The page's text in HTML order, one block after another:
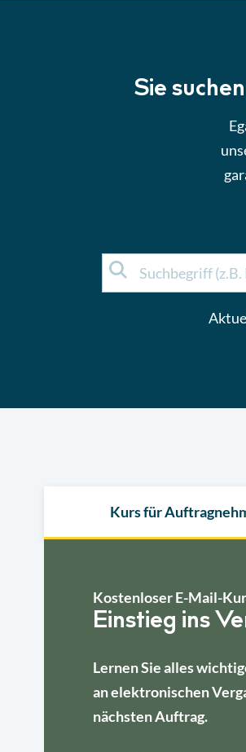
Sie
Kurs für
Kostenloser E-Mail-
Einstieg ins
Lernen Sie alles
an elektronischen
nächsten Auftrag.